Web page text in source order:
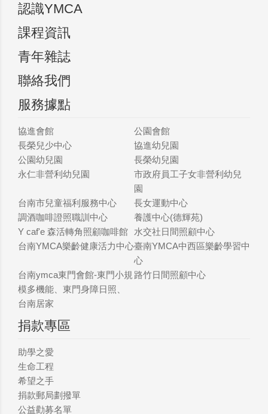
認識YMCA
課程資訊
青年雜誌
聯絡我們
服務據點
協進會館
公園會館
長榮兒少中心
協進幼兒園
公園幼兒園
長榮幼兒園
永仁非營利幼兒園
市政府員工子女非營利幼兒
園
台南市兒童福利服務中心
長女運動中心
調酒咖啡證照職訓中心
養護中心(德輝苑)
Y caf'e 森活轉角照顧咖啡館
水交社日間照顧中心
台南YMCA樂齡健康活力中心臺南YMCA中西區樂齡學習中
心
台南ymca東門會館-東門小規
模多機能、東門身障日照、
台南居家
路竹日間照顧中心
捐款專區
助學之愛
生命工程
希望之手
捐款郵局劃撥單
公益勸募名單